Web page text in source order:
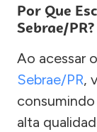
Por Que
Sebrae/PR?
Ao acessar
Sebrae/PR,
alta